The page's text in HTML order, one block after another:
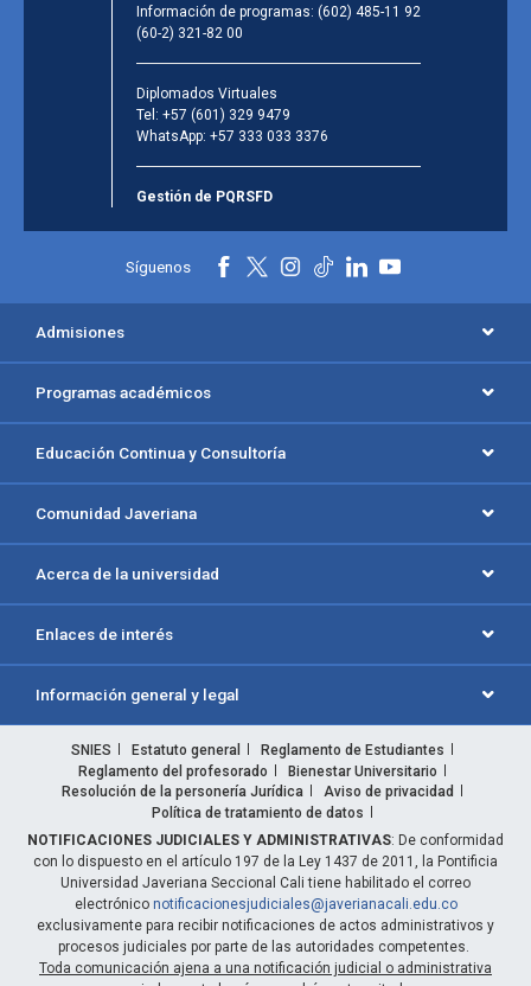
Información de programas: (602) 485-11 92
(60-2) 321-82 00
Diplomados Virtuales
Tel: +57 (601) 329 9479
WhatsApp: +57 333 033 3376
Gestión de PQRSFD
Síguenos
Admisiones
Programas académicos
Educación Continua y Consultoría
Comunidad Javeriana
Acerca de la universidad
Enlaces de interés
Información general y legal
SNIES Estatuto general
Reglamento de Estudiantes
Reglamento del profesorado
Bienestar Universitario
Resolución de la personería Jurídica
Aviso de privacidad
Política de tratamiento de datos
NOTIFICACIONES JUDICIALES Y ADMINISTRATIVAS: De conformidad
con lo dispuesto en el artículo 197 de la Ley 1437 de 2011, la Pontificia
Universidad Javeriana Seccional Cali tiene habilitado el correo
electrónico notificacionesjudiciales@javerianacali.edu.co
exclusivamente para recibir notificaciones de actos administrativos y
procesos judiciales por parte de las autoridades competentes.
Toda comunicación ajena a una notificación judicial o administrativa